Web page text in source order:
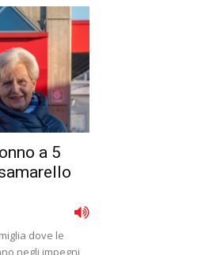
a 5
dove le
negli impegni